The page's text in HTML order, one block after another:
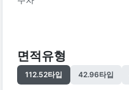
면적유형
112.52타입 42.96타입